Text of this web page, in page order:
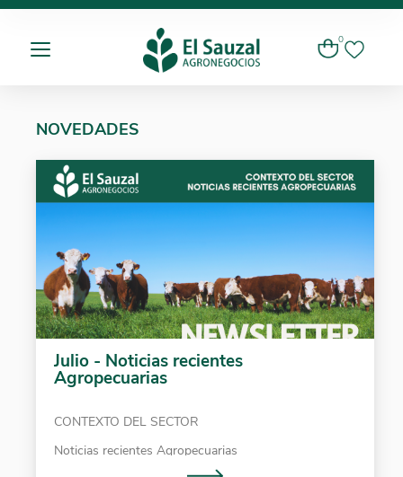
0
NOVEDADES
Julio - Noticias recientes
Agropecuarias
CONTEXTO DEL SECTOR
Noticias recientes Agropecuarias